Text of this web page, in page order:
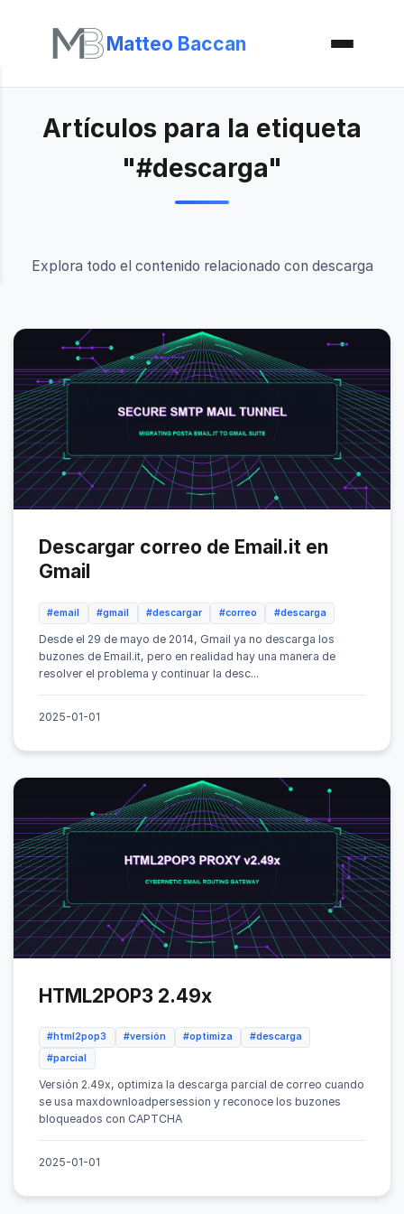
Matteo Baccan
Artículos para la etiqueta
"#descarga"
Explora todo el contenido relacionado con descarga
Descargar correo de Email.it en
Gmail
#email #gmail #descargar #correo #descarga
Desde el 29 de mayo de 2014, Gmail ya no descarga los
buzones de Email.it, pero en realidad hay una manera de
resolver el problema y continuar la desc...
2025-01-01
HTML2POP3 2.49x
#html2pop3 #versión #optimiza
#descarga
#parcial
Versión 2.49x, optimiza la descarga parcial de correo cuando
se usa maxdownloadpersession y reconoce los buzones
bloqueados con CAPTCHA
2025-01-01